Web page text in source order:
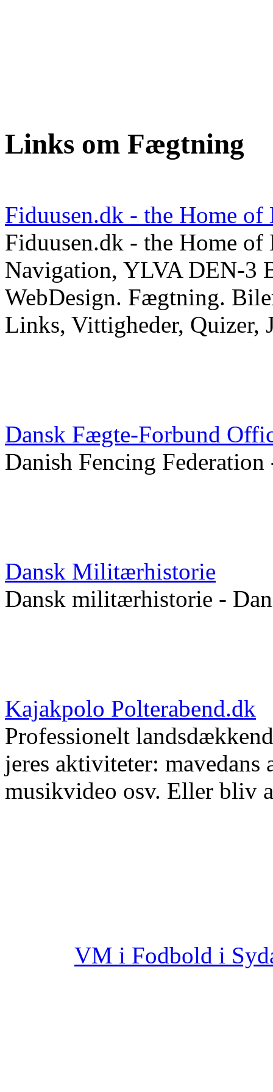
Links om Fægtning
Fiduusen.dk - the Home of
Fiduusen.dk - the Home
Navigation, YLVA DEN-3
WebDesign. Fægtning.
Links, Vittigheder, Quizer,
Dansk Fægte-Forbund
Danish Fencing
Dansk Militærhistorie
Dansk militærhistorie -
Kajakpolo Polterabend.dk
Professionelt
jeres aktiviteter:
musikvideo osv. Eller bliv
VM i Fodbold i